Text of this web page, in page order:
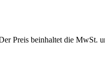
Preis beinhaltet die MwSt.